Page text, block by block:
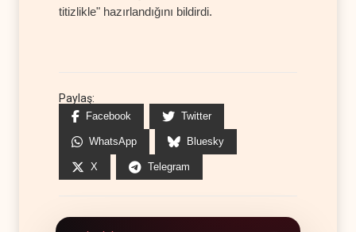
titizlikle" hazırlandığını bildirdi.
Paylaş:
Facebook Twitter
WhatsApp Bluesky
X Telegram